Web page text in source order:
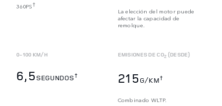
360PS†
La elección del motor puede
afectar la capacidad de
remolque.
0-100 KM/H
6,5 SEGUNDOS†
EMISIONES DE CO2 (DESDE)
215 G/KM†
Combinado WLTP.